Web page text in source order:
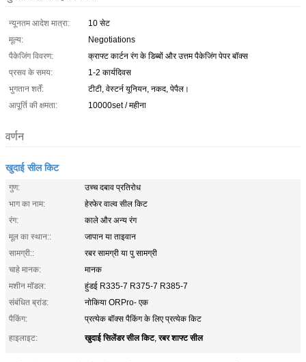
न्यूनतम आदेश मात्रा:
10 सेट
मूल्य:
Negotiations
पैकेजिंग विवरण:
क्राफ्ट कार्टन रंग के डिब्बों और उत्तम पैकेजिंग पेपर बॉक्स
प्रसव के समय:
1-2 कार्यदिवस
भुगतान शर्तें:
टीटी, वेस्टर्न यूनियन, नकद, पेपैल।
आपूर्ति की क्षमता:
10000set / महीना
वर्णन
खुदाई सील किट
गुण:
उच्च दबाव प्रतिरोध
भाग का नाम:
हेरफेर वाल्व सील किट
रंग:
काले और अन्य रंग
मूल का स्थान::
जापान या ताइवान
सामग्री::
रबर सामग्री या पु सामग्री
चाहे मानक:
मानक
मशीन मॉडल:
हुंडई R335-7 R375-7 R385-7
संबंधित ब्रांड:
नोकिया ORPro- एक
पैकिंग:
प्रत्येक बॉक्स पैकिंग के लिए प्रत्येक किट
हाइलाइट:
खुदाई सिलेंडर सील किट,रबर शाफ्ट सील